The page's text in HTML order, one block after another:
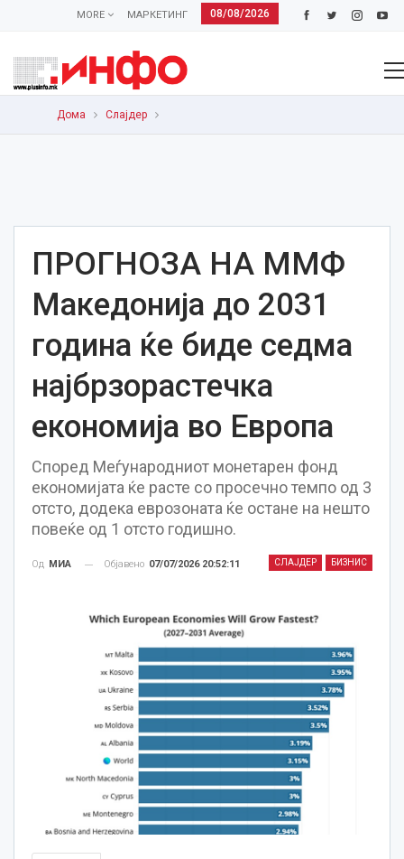
08/08/2026
МАРКЕТИНГ
MORE
Дома Слајдер
ПРОГНОЗА НА ММФ
Македонија до 2031
година ќе биде седма
најбрзорастечка
економија во Европа
Според Меѓународниот монетарен фонд
економијата ќе расте со просечно темпо од 3
отсто, додека еврозоната ќе остане на нешто
повеќе од 1 отсто годишно.
СЛАЈДЕР БИЗНИС
Од МИА Објавено 07/07/2026 20:52:11